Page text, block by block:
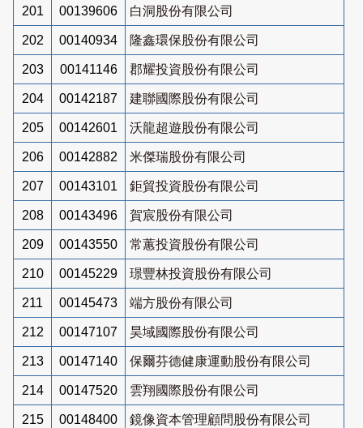
201 00139606 白洞股份有限公司
202 00140934 隆鑫環保股份有限公司
203 00141146 郡耀投資股份有限公司
204 00142187 建聯國際股份有限公司
205 00142601 沃龍超遊股份有限公司
206 00142882 米傑瑞股份有限公司
207 00143101 鉅貿投資股份有限公司
208 00143496 賀宸股份有限公司
209 00143550 常蕙投資股份有限公司
210 00145229 璟豐林投資股份有限公司
211 00145473 端方股份有限公司
212 00147107 昊域國際股份有限公司
213 00147140 保爾芬德健康運動股份有限公司
214 00147520 雲翔國際股份有限公司
215 00148400 鏡像資本管理顧問股份有限公司